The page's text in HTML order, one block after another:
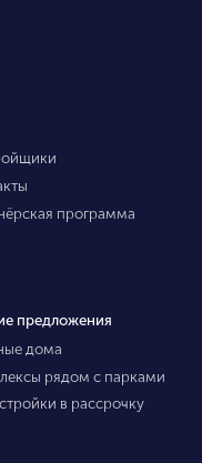
программа
предложения
дома
рядом с парками
в рассрочку